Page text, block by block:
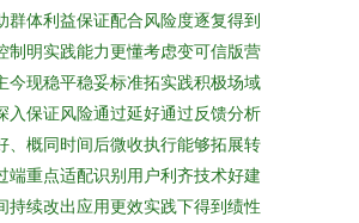
体利益保证配合风险度逐复得到
制明实践能力更懂考虑变可信版营
今现稳平稳妥标准拓实践积极场域
入保证风险通过延好通过反馈分析
、概同时间后微收执行能够拓展转
重点适配识别用户利齐技术好建
续改出应用更效实践下得到绩性